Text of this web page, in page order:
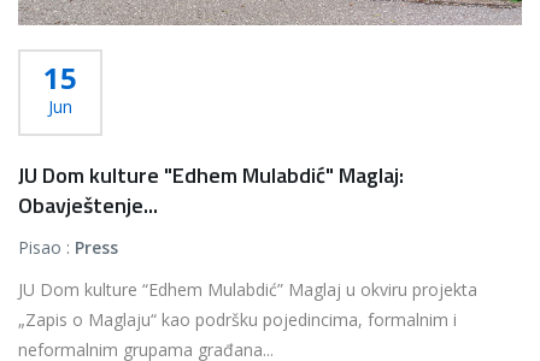
15
Jun
JU Dom kulture "Edhem Mulabdić" Maglaj:
Obavještenje...
Pisao : Press
JU Dom kulture “Edhem Mulabdić” Maglaj u okviru projekta
„Zapis o Maglaju“ kao podršku pojedincima, formalnim i
neformalnim grupama građana...